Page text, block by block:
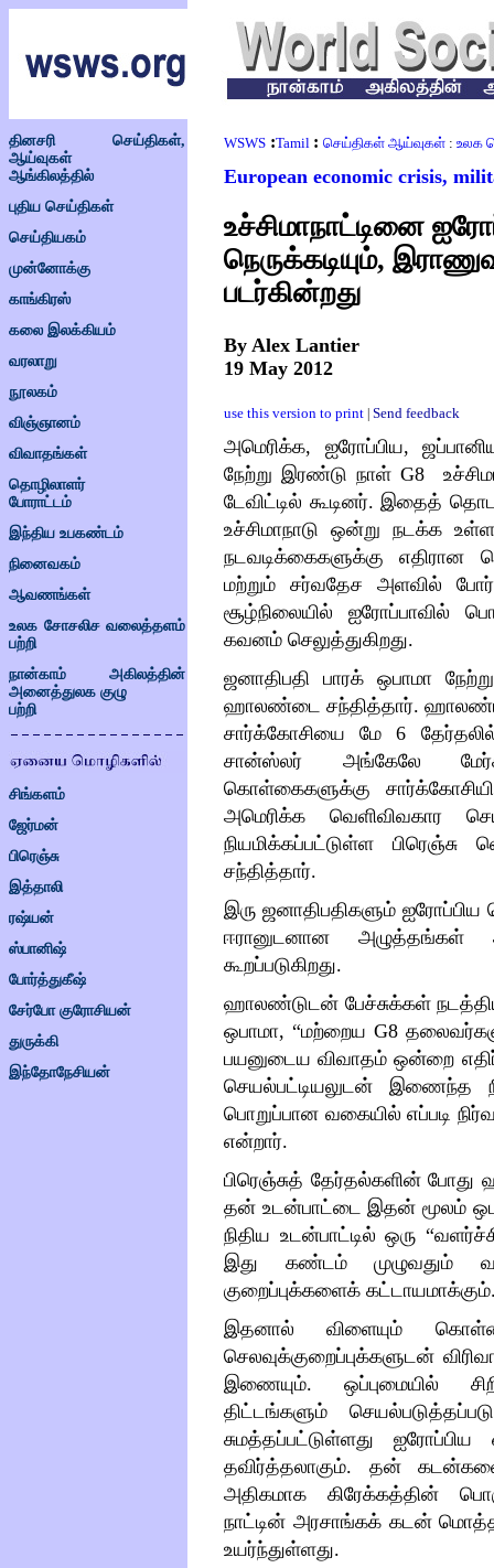
தினசரி செய்திகள்,
ஆய்வுகள்
ஆங்கிலத்தில்
புதிய செய்திகள்
செய்தியகம்
முன்னோக்கு
காங்கிரஸ்
கலை இலக்கியம்
வரலாறு
நூலகம்
விஞ்ஞானம்
விவாதங்கள்
தொழிலாளர்
போராட்டம்
இந்திய உபகண்டம்
நினைவகம்
ஆவணங்கள்
உலக சோசலிச வலைத்தளம்
பற்றி
நான்காம் அகிலத்தின்
அனைத்துலக குழு
பற்றி
சிங்களம்
ஜேர்மன்
பிரெஞ்சு
இத்தாலி
ரஷ்யன்
ஸ்பானிஷ்
போர்த்துகீஷ்
சேர்போ குரோசியன்
துருக்கி
இந்தோநேசியன்
WSWS :Tamil : செய்திகள் ஆய்வுகள் : உலக
European economic crisis,
உச்சிமாநாட்டினை
நெருக்கடியும்,
படர்கின்றது
By Alex Lantier
19 May 2012
use this version to print Send feedback
அமெரிக்க, ஐரோப்பிய,
நேற்று இரண்டு நாள்G8
டேவிட்டில் கூடினர். இதைத்
உச்சிமாநாடு ஒன்று நடக்க
நடவடிக்கைகளுக்கு எதிரான
மற்றும் சர்வதேச அளவில்
சூழ்நிலையில் ஐரோப்பாவில்
கவனம் செலுத்துகிறது.
ஜனாதிபதி பாரக் ஒபாமா
ஹாலண்டை சந்தித்தார். ஹாலண்ட்
சார்க்கோசியை மே 6
சான்ஸ்லர் அங்கேலே
கொள்கைகளுக்கு
அமெரிக்க வெளிவிவகார
நியமிக்கப்பட்டுள்ள பிரெஞ்சு
சந்தித்தார்.
இரு ஜனாதிபதிகளும்
ஈரானுடனான அழுத்தங்கள்
கூறப்படுகிறது.
ஹாலண்டுடன் பேச்சுக்கள்
ஒபாமா, “மற்றைய G8
பயனுடைய விவாதம் ஒன்றை
செயல்பட்டியலுடன் இணைந்த
பொறுப்பான வகையில் எப்படி
என்றார்.
பிரெஞ்சுத் தேர்தல்களின்
தன் உடன்பாட்டை இதன் மூலம்
நிதிய உடன்பாட்டில் ஒரு“
இது கண்டம் முழுவதும்
குறைப்புக்களைக்
இதனால் விளையும்
செலவுக்குறைப்புக்களுடன்
இணையும். ஒப்புமையில்
திட்டங்களும்
சுமத்தப்பட்டுள்ளது
தவிர்த்தலாகும். தன்
அதிகமாக கிரேக்கத்தின்
நாட்டின் அரசாங்கக் கடன் மொத்த
உயர்ந்துள்ளது.